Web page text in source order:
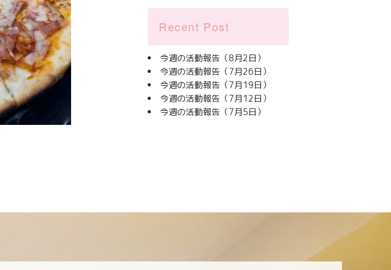
Recent Post
今週の活動報告（8月2日）
今週の活動報告（7月26日）
今週の活動報告（7月19日）
今週の活動報告（7月12日）
今週の活動報告（7月5日）